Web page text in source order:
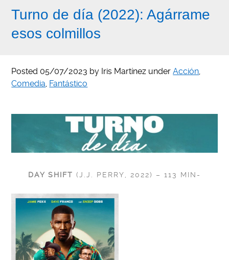
Turno de día (2022): Agárrame
esos colmillos
Posted 05/07/2023 by Iris Martínez underAcción,
Comedia, Fantástico
DAY SHIFT (J.J. PERRY, 2022) – 113 MIN-